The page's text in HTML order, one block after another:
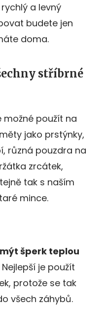
a levný
budete jen
doma.
stříbrné
možné použít na
jako prstýnky,
různá pouzdra na
zrcátek,
tak s naším
mince.
šperk teplou
Nejlepší je použít
protože se tak
všech záhybů.